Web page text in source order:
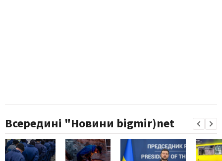
Всередині "Новини bigmir)net